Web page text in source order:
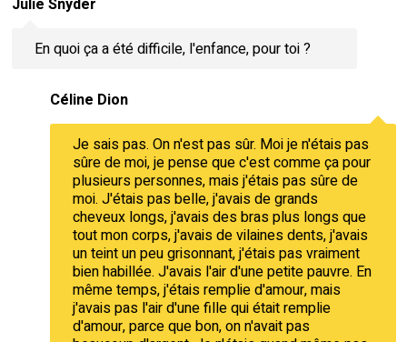
Julie Snyder
En quoi ça a été difficile, l'enfance, pour toi ?
Céline Dion
Je sais pas. On n'est pas sûr. Moi je n'étais pas
sûre de moi, je pense que c'est comme ça pour
plusieurs personnes, mais j'étais pas sûre de
moi. J'étais pas belle, j'avais de grands
cheveux longs, j'avais des bras plus longs que
tout mon corps, j'avais de vilaines dents, j'avais
un teint un peu grisonnant, j'étais pas vraiment
bien habillée. J'avais l'air d'une petite pauvre. En
même temps, j'étais remplie d'amour, mais
j'avais pas l'air d'une fille qui était remplie
d'amour, parce que bon, on n'avait pas